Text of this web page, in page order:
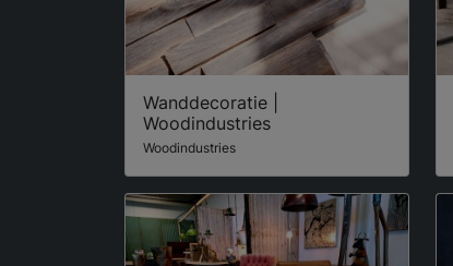
Wanddecoratie |
Woodindustries
Woodindustries